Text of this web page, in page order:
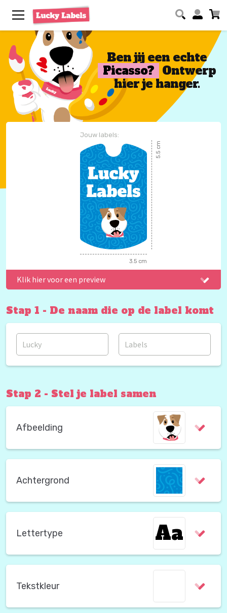
Ben jij een echte
Picasso? Ontwerp
hier je hanger.
Jouw labels:
3.5 cm
5.5 cm
Klik hier voor een preview
Stap 1 - De naam die op de label komt
Stap 2 - Stel je label samen
Afbeelding
Achtergrond
Lettertype Aa
Tekstkleur